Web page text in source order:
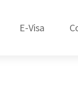
E-Visa